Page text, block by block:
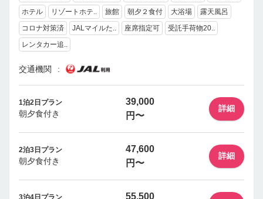
ホテル
リゾートホテ.. 旅館 朝夕２食付 大浴場
露天風呂
コロナ対策済
JALマイルた.. 座席指定可
受託手荷物20..
レンタカー追..
交通機関
1泊2日プラン
朝夕食付き
39,000
円〜
詳細
2泊3日プラン
朝夕食付き
47,600
円〜
詳細
3泊4日プラン 55,500